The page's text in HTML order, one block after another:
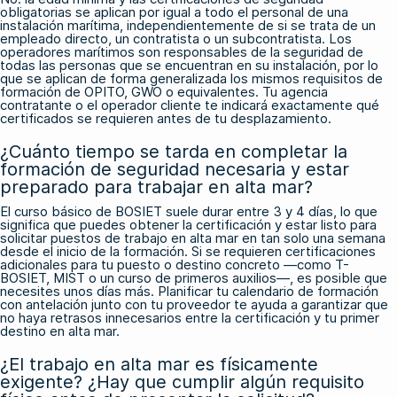
obligatorias se aplican por igual a todo el personal de una
instalación marítima, independientemente de si se trata de un
empleado directo, un contratista o un subcontratista. Los
operadores marítimos son responsables de la seguridad de
todas las personas que se encuentran en su instalación, por lo
que se aplican de forma generalizada los mismos requisitos de
formación de OPITO, GWO o equivalentes. Tu agencia
contratante o el operador cliente te indicará exactamente qué
certificados se requieren antes de tu desplazamiento.
¿Cuánto tiempo se tarda en completar la
formación de seguridad necesaria y estar
preparado para trabajar en alta mar?
El curso básico de BOSIET suele durar entre 3 y 4 días, lo que
significa que puedes obtener la certificación y estar listo para
solicitar puestos de trabajo en alta mar en tan solo una semana
desde el inicio de la formación. Si se requieren certificaciones
adicionales para tu puesto o destino concreto —como T-
BOSIET, MIST o un curso de primeros auxilios—, es posible que
necesites unos días más. Planificar tu calendario de formación
con antelación junto con tu proveedor te ayuda a garantizar que
no haya retrasos innecesarios entre la certificación y tu primer
destino en alta mar.
¿El trabajo en alta mar es físicamente
exigente? ¿Hay que cumplir algún requisito